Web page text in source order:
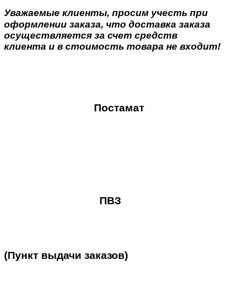
Уважаемые клиенты, просим учесть при
оформлении заказа, что доставка заказа
осуществляется за счет средств
клиента и в стоимость товара не входит!
Постамат
ПВЗ
(Пункт выдачи заказов)